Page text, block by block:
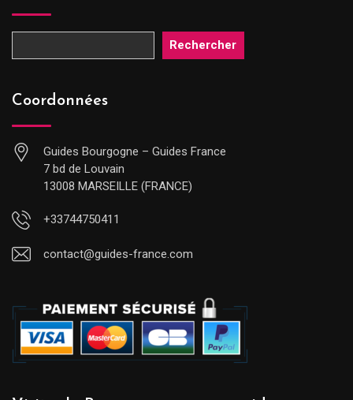
Rechercher
Coordonnées
Guides Bourgogne – Guides France
7 bd de Louvain
13008 MARSEILLE (FRANCE)
+33744750411
contact@guides-france.com